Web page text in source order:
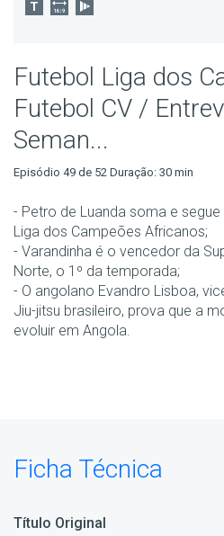
Futebol Liga dos
Futebol CV /
Seman...
Episódio 49 de 52 Duração: 30 min
- Petro de Luanda soma e
Liga dos Campeões Africanos;
- Varandinha é o vencedor da
Norte, o 1º da temporada;
- O angolano Evandro Lisboa,
Jiu-jitsu brasileiro, prova que a
evoluir em Angola.
Ficha Técnica
Título Original